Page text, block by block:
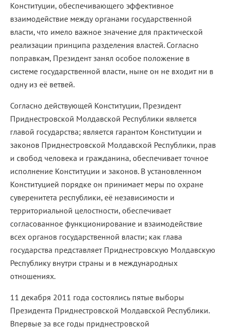
Конституции, обеспечивающего эффективное
взаимодействие между органами государственной
власти, что имело важное значение для практической
реализации принципа разделения властей. Согласно
поправкам, Президент занял особое положение в
системе государственной власти, ныне он не входит ни в
одну из её ветвей.
Согласно действующей Конституции, Президент
Приднестровской Молдавской Республики является
главой государства; является гарантом Конституции и
законов Приднестровской Молдавской Республики, прав
и свобод человека и гражданина, обеспечивает точное
исполнение Конституции и законов. В установленном
Конституцией порядке он принимает меры по охране
суверенитета республики, её независимости и
территориальной целостности, обеспечивает
согласованное функционирование и взаимодействие
всех органов государственной власти; как глава
государства представляет Приднестровскую Молдавскую
Республику внутри страны и в международных
отношениях.
11 декабря 2011 года состоялись пятые выборы
Президента Приднестровской Молдавской Республики.
Впервые за все годы приднестровской